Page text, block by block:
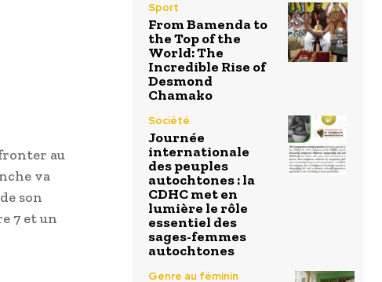
au
va
son
7 et un
Sport
From Bamenda to
the Top of the
World: The
Incredible Rise of
Desmond
Chamako
Société
Journée
internationale
des peuples
autochtones : la
CDHC met en
lumière le rôle
essentiel des
sages-femmes
autochtones
Genre au féminin